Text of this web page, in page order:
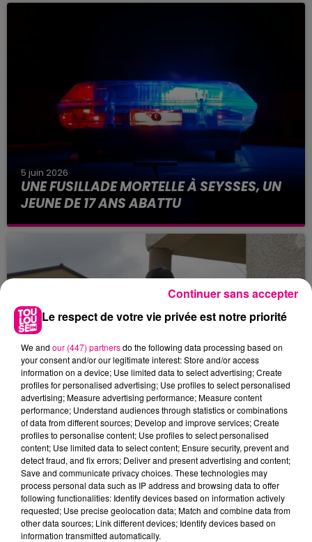
ultime journée au Parc des Princes en mai
5 juin 2026
UNE FUSILLADE MORTELLE À SEYSSES, UN
JEUNE DE 17 ANS ABATTU
La scène se serait produite ce vendredi 5 juin
2026, peu après 5h. Un jeune homme de 17 ans
aurait été abattu dans une fusillade, sur la
commune de Seysses...
2 juin 2026
UNE ADOLESCENTE DE 13 ANS PORTÉE
DISPARUE À CUGNAUX
La gendarmerie de Haute-Garonne lance un
appel à témoins après la disparition d'une
mineure de 13 ans, Zuleyha Zelal Bingol, dont la
famille est sans...
Le respect de votre vie privée est notre priorité
We and our (447) partnersdo the following data processing based on
your consent and/or our legitimate interest: Store and/or access
information on a device; Use limited data to select advertising; Create
profiles for personalised advertising; Use profiles to select personalised
advertising; Measure advertising performance; Measure content
performance; Understand audiences through statistics or combinations
of data from different sources; Develop and improve services; Create
profiles to personalise content; Use profiles to select personalised
content; Use limited data to select content; Ensure security, prevent and
detect fraud, and fix errors; Deliver and present advertising and content;
Save and communicate privacy choices. These technologies may
process personal data such as IP address and browsing data to offer
following functionalities: Identify devices based on information actively
requested; Use precise geolocation data; Match and combine data from
other data sources; Link different devices; Identify devices based on
information transmitted automatically.
Continuer sans accepter